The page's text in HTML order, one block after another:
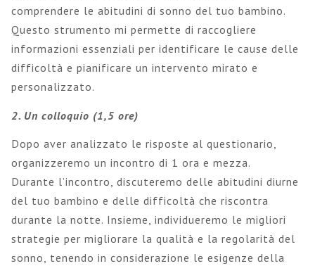
comprendere le abitudini di sonno del tuo bambino.
Questo strumento mi permette di raccogliere
informazioni essenziali per identificare le cause delle
difficoltà e pianificare un intervento mirato e
personalizzato.
2. Un colloquio (1,5 ore)
Dopo aver analizzato le risposte al questionario,
organizzeremo un incontro di 1 ora e mezza.
Durante l’incontro, discuteremo delle abitudini diurne
del tuo bambino e delle difficoltà che riscontra
durante la notte. Insieme, individueremo le migliori
strategie per migliorare la qualità e la regolarità del
sonno, tenendo in considerazione le esigenze della